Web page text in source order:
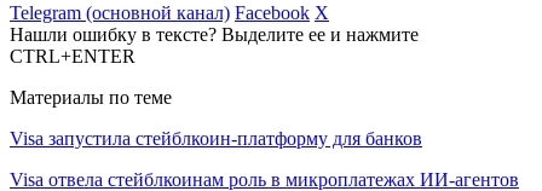
Telegram (основной канал) Facebook X
Нашли ошибку в тексте? Выделите ее и нажмите
CTRL+ENTER
Материалы по теме
Visa запустила стейблкоин-платформу для банков
Visa отвела стейблкоинам роль в микроплатежах ИИ-агентов